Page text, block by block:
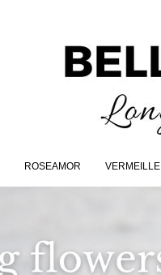
ROSEAMOR VERMEILLE